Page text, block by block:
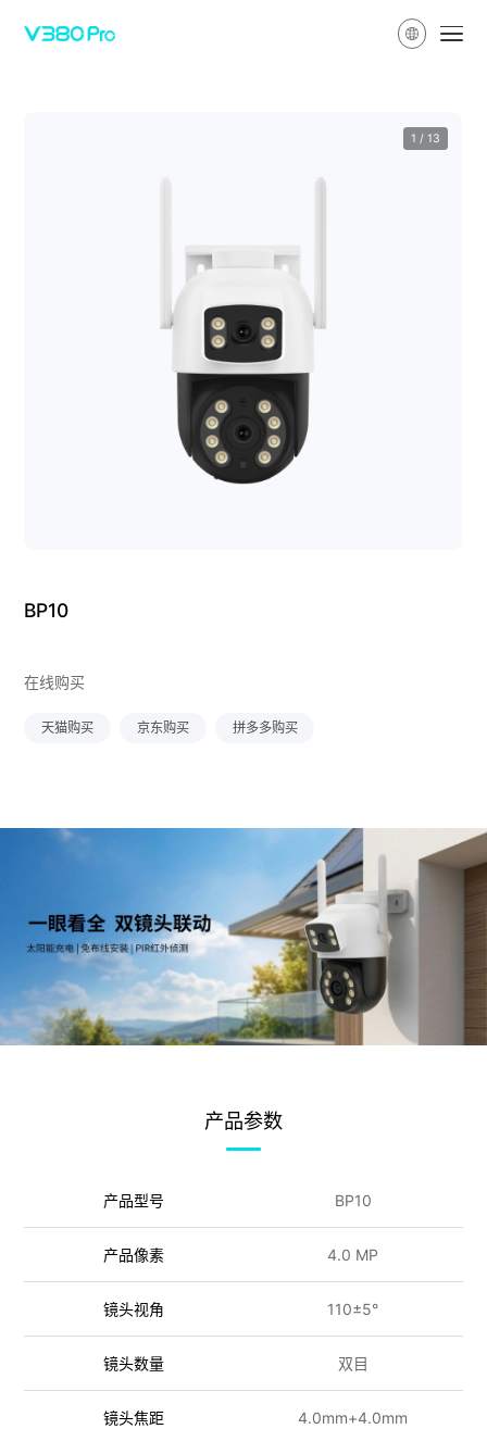
1 / 13
BP10
在线购买
天猫购买 京东购买 拼多多购买
产品参数
产品型号 BP10
产品像素 4.0 MP
镜头视角 110±5°
镜头数量 双目
镜头焦距 4.0mm+4.0mm